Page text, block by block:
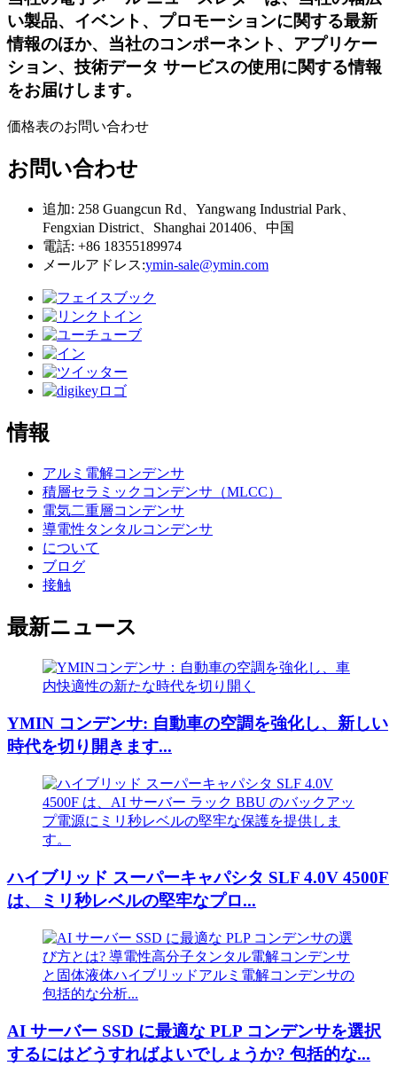
い製品、イベント、プロモーションに関する最新
情報のほか、当社のコンポーネント、アプリケー
ション、技術データ サービスの使用に関する情報
をお届けします。
価格表のお問い合わせ
お問い合わせ
追加: 258 Guangcun Rd、Yangwang Industrial Park、
Fengxian District、Shanghai 201406、中国
電話: +86 18355189974
メールアドレス:ymin-sale@ymin.com
情報
アルミ電解コンデンサ
積層セラミックコンデンサ（MLCC）
電気二重層コンデンサ
導電性タンタルコンデンサ
について
ブログ
接触
最新ニュース
YMIN コンデンサ: 自動車の空調を強化し、新しい
時代を切り開きます...
ハイブリッド スーパーキャパシタ SLF 4.0V 4500F
は、ミリ秒レベルの堅牢なプロ...
AI サーバー SSD に最適な PLP コンデンサを選択
するにはどうすればよいでしょうか? 包括的な...